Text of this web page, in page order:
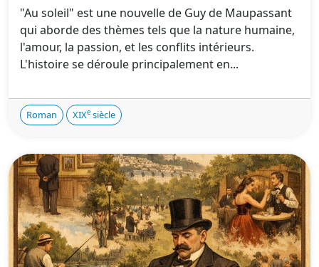
"Au soleil" est une nouvelle de Guy de Maupassant
qui aborde des thèmes tels que la nature humaine,
l'amour, la passion, et les conflits intérieurs.
L'histoire se déroule principalement en...
Roman XIXe siècle